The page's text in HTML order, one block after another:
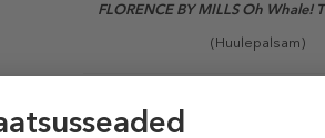
FLORENCE BY MILLS Oh Whale!
(Huulepalsam)
huulepalsam on läbipaistev
samas kui sheavõi tihendab kõike, et